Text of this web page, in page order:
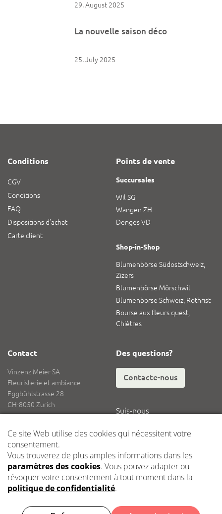
29. August 2025
La nouvelle saison déco
25. July 2025
Conditions
CGV
Conditions
FAQ
Dispositions d’achat
Carte client
Points de vente
Succursales
Wil SG
Wangen ZH
Denges VD
Shop-in-Shop
Blumenbörse Südostschweiz,
Zizers
Blumenbörse Mörschwil
Blumenbörse Schweiz, Rothrist
Bourse aux fleurs quest,
Chiètres
Contact
Vinzenz Meier SA
Fleuristerie et ambiance
Eggbühlstrasse 28
CH-8050 Zurich
Tél.+41 62 836 08 08
E-mailinfo@vinzenzmeier.ch
Logistique
Dépôt central Kleindöttingen
Des questions?
Contacte-nous
Suis-nous